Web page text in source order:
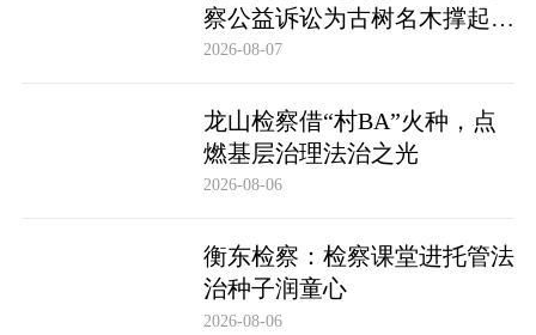
察公益诉讼为古树名木撑起法
治“保护伞”
2026-08-07
龙山检察借“村BA”火种，点
燃基层治理法治之光
2026-08-06
衡东检察：检察课堂进托管法
治种子润童心
2026-08-06